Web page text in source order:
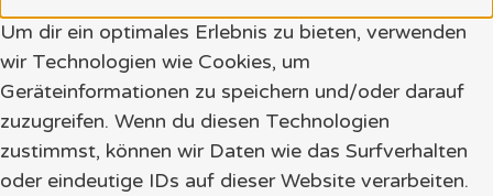
Um dir ein optimales Erlebnis zu bieten, verwenden
wir Technologien wie Cookies, um
Geräteinformationen zu speichern und/oder darauf
zuzugreifen. Wenn du diesen Technologien
zustimmst, können wir Daten wie das Surfverhalten
oder eindeutige IDs auf dieser Website verarbeiten.